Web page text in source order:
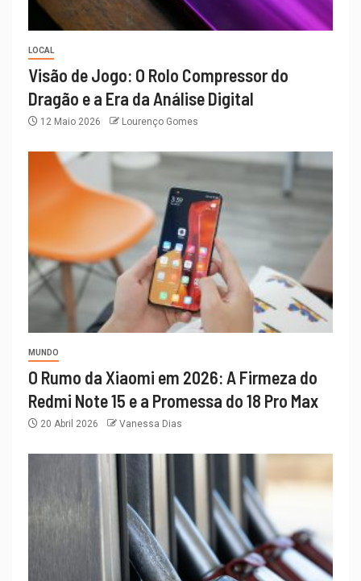
LOCAL
Visão de Jogo: O Rolo Compressor do
Dragão e a Era da Análise Digital
12 Maio 2026 Lourenço Gomes
MUNDO
O Rumo da Xiaomi em 2026: A Firmeza do
Redmi Note 15 e a Promessa do 18 Pro Max
20 Abril 2026 Vanessa Dias